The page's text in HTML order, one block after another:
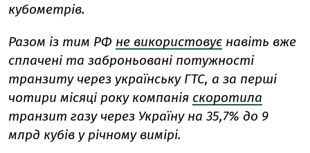
кубометрів.
Разом із тим РФ не використовує навіть вже
сплачені та заброньовані потужності
транзиту через українську ГТС, а за перші
чотири місяці року компанія скоротила
транзит газу через Україну на 35,7% до 9
млрд кубів у річному вимірі.